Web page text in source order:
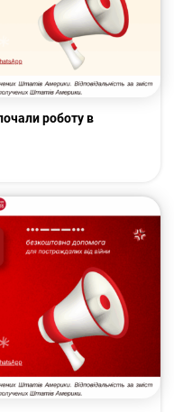
роботу в